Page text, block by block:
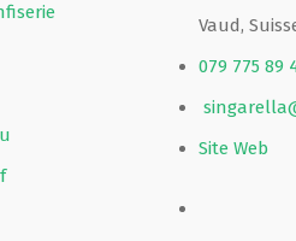
Vaud,
079 775 89
Site Web